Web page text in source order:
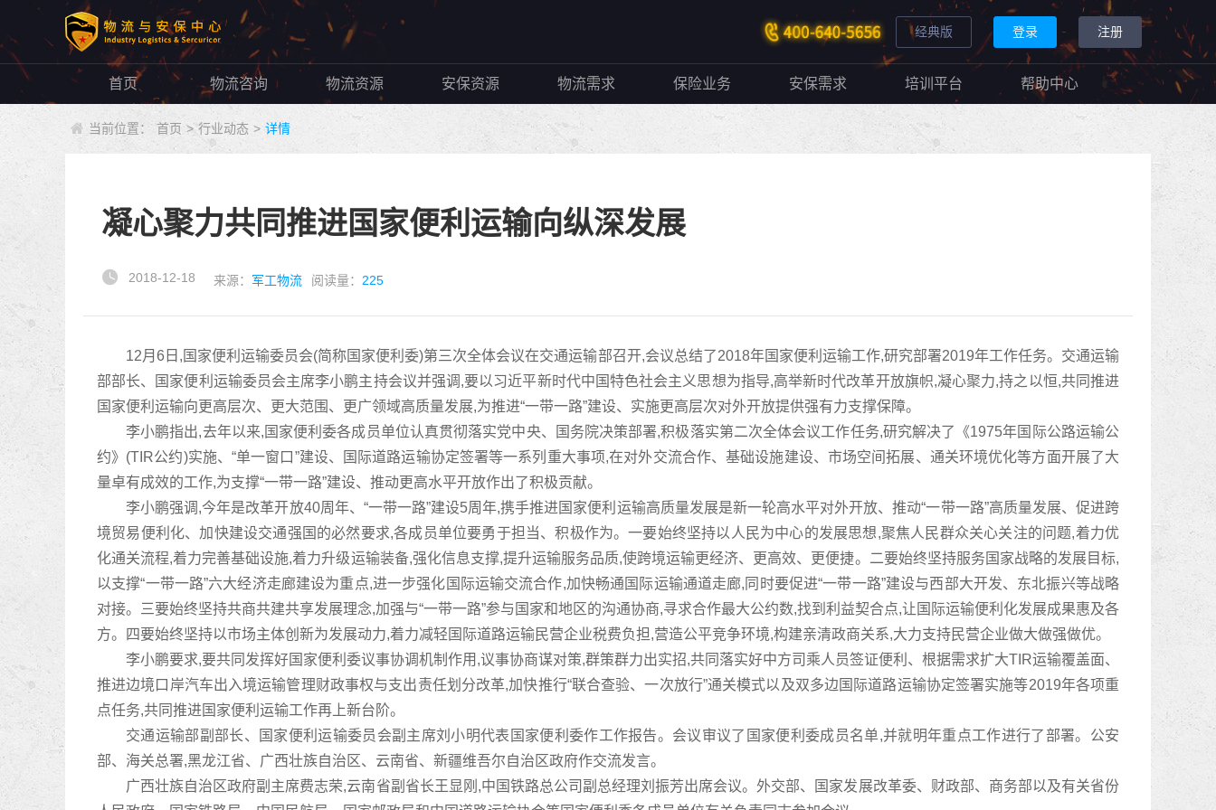
经典版 登录 注册
首页 物流咨询 物流资源 安保资源 物流需求 保险业务 安保需求 培训平台 帮助中心
当前位置： 首页 > 行业动态 > 详情
凝心聚力共同推进国家便利运输向纵深发展
2018-12-18 来源： 军工物流 阅读量： 225
12月6日,国家便利运输委员会(简称国家便利委)第三次全体会议在交通运输部召开,会议总结了2018年国家便利运输工作,研究部署2019年工作任务。交通运输
部部长、国家便利运输委员会主席李小鹏主持会议并强调,要以习近平新时代中国特色社会主义思想为指导,高举新时代改革开放旗帜,凝心聚力,持之以恒,共同推进
国家便利运输向更高层次、更大范围、更广领域高质量发展,为推进“一带一路”建设、实施更高层次对外开放提供强有力支撑保障。
李小鹏指出,去年以来,国家便利委各成员单位认真贯彻落实党中央、国务院决策部署,积极落实第二次全体会议工作任务,研究解决了《1975年国际公路运输公
约》(TIR公约)实施、“单一窗口”建设、国际道路运输协定签署等一系列重大事项,在对外交流合作、基础设施建设、市场空间拓展、通关环境优化等方面开展了大
量卓有成效的工作,为支撑“一带一路”建设、推动更高水平开放作出了积极贡献。
李小鹏强调,今年是改革开放40周年、“一带一路”建设5周年,携手推进国家便利运输高质量发展是新一轮高水平对外开放、推动“一带一路”高质量发展、促进跨
境贸易便利化、加快建设交通强国的必然要求,各成员单位要勇于担当、积极作为。一要始终坚持以人民为中心的发展思想,聚焦人民群众关心关注的问题,着力优
化通关流程,着力完善基础设施,着力升级运输装备,强化信息支撑,提升运输服务品质,使跨境运输更经济、更高效、更便捷。二要始终坚持服务国家战略的发展目标,
以支撑“一带一路”六大经济走廊建设为重点,进一步强化国际运输交流合作,加快畅通国际运输通道走廊,同时要促进“一带一路”建设与西部大开发、东北振兴等战略
对接。三要始终坚持共商共建共享发展理念,加强与“一带一路”参与国家和地区的沟通协商,寻求合作最大公约数,找到利益契合点,让国际运输便利化发展成果惠及各
方。四要始终坚持以市场主体创新为发展动力,着力减轻国际道路运输民营企业税费负担,营造公平竞争环境,构建亲清政商关系,大力支持民营企业做大做强做优。
李小鹏要求,要共同发挥好国家便利委议事协调机制作用,议事协商谋对策,群策群力出实招,共同落实好中方司乘人员签证便利、根据需求扩大TIR运输覆盖面、
推进边境口岸汽车出入境运输管理财政事权与支出责任划分改革,加快推行“联合查验、一次放行”通关模式以及双多边国际道路运输协定签署实施等2019年各项重
点任务,共同推进国家便利运输工作再上新台阶。
交通运输部副部长、国家便利运输委员会副主席刘小明代表国家便利委作工作报告。会议审议了国家便利委成员名单,并就明年重点工作进行了部署。公安
部、海关总署,黑龙江省、广西壮族自治区、云南省、新疆维吾尔自治区政府作交流发言。
广西壮族自治区政府副主席费志荣,云南省副省长王显刚,中国铁路总公司副总经理刘振芳出席会议。外交部、国家发展改革委、财政部、商务部以及有关省份